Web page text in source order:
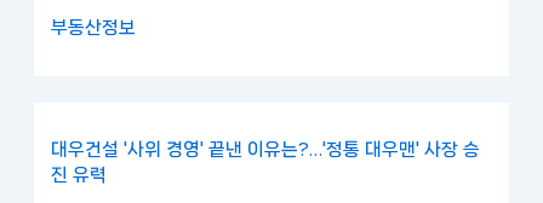
부동산정보
대우건설 '사위 경영' 끝낸 이유는?…'정통 대우맨' 사장 승
진 유력